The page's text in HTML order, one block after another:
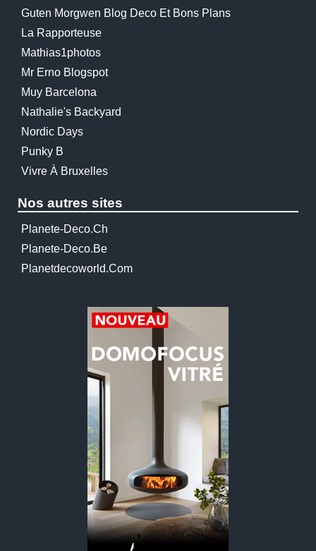
Guten Morgwen Blog Deco Et Bons Plans
La Rapporteuse
Mathias1photos
Mr Erno Blogspot
Muy Barcelona
Nathalie's Backyard
Nordic Days
Punky B
Vivre À Bruxelles
Nos autres sites
Planete-Deco.ch
Planete-Deco.be
Planetdecoworld.com